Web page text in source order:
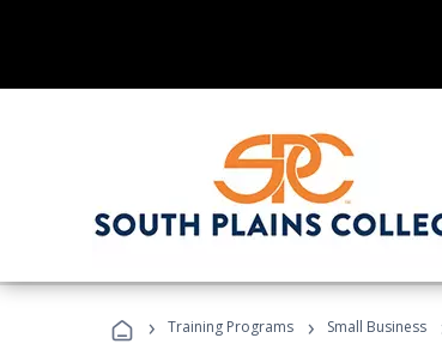
› Training Programs › Small Business